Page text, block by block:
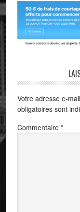
Votre adresse e-
obligatoires sont
Commentaire *